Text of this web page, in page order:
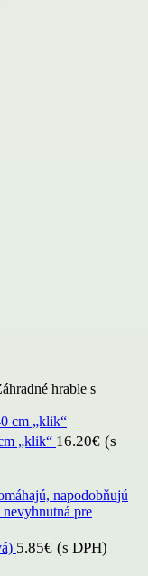
hrable s
„klik“ 16.20€ (s
5.85€ (s DPH)